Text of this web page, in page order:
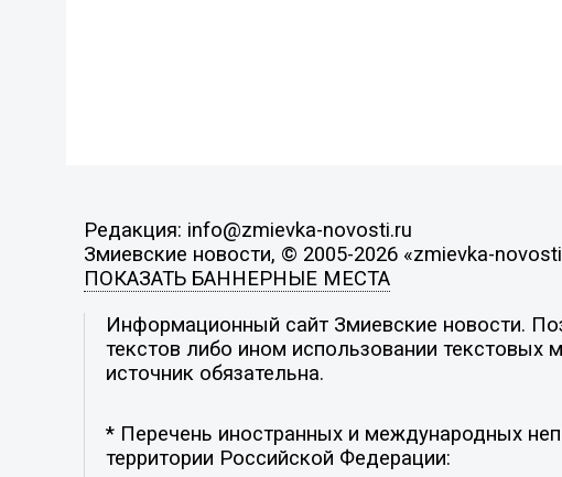
Редакция: info@zmievka-novosti.ru
Змиевские новости, © 2005-2026 «zmievka-
ПОКАЗАТЬ БАННЕРНЫЕ МЕСТА
Информационный сайт Змиевские новости.
текстов либо ином использовании текстовых
источник обязательна.
* Перечень иностранных и международных
территории Российской Федерации: